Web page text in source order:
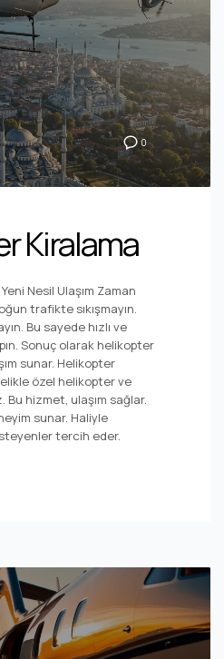
0
Kiralama
Nesil Ulaşım Zaman
trafikte sıkışmayın.
Bu sayede hızlı ve
Sonuç olarak helikopter
sunar. Helikopter
özel helikopter ve
hizmet, ulaşım sağlar.
sunar. Haliyle
tercih eder.